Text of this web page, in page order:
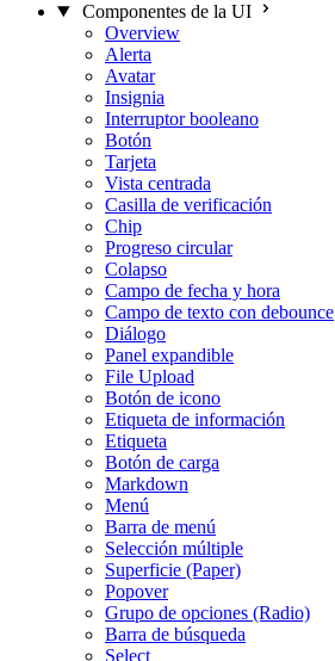
Componentes de la UI
Overview
Alerta
Avatar
Insignia
Interruptor booleano
Botón
Tarjeta
Vista centrada
Casilla de verificación
Chip
Progreso circular
Colapso
Campo de fecha y hora
Campo de texto con debounce
Diálogo
Panel expandible
File Upload
Botón de icono
Etiqueta de información
Etiqueta
Botón de carga
Markdown
Menú
Barra de menú
Selección múltiple
Superficie (Paper)
Popover
Grupo de opciones (Radio)
Barra de búsqueda
Select